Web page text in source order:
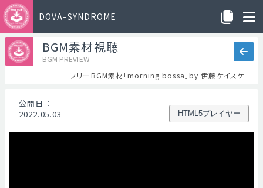
DOVA-SYNDROME
BGM素材視聴
BGM PREVIEW
フリーBGM素材「morning bossa」by 伊藤ケイスケ
公開日 ：
2022.05.03
HTML5プレイヤー